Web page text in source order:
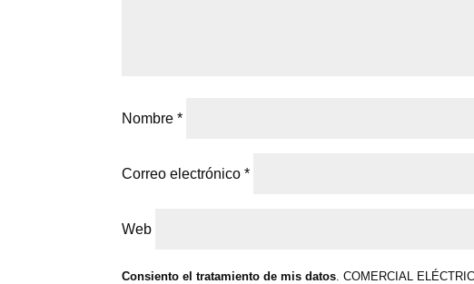
Nombre*
Correo electrónico*
Web
Consiento el tratamiento de mis datos . COMERCIAL